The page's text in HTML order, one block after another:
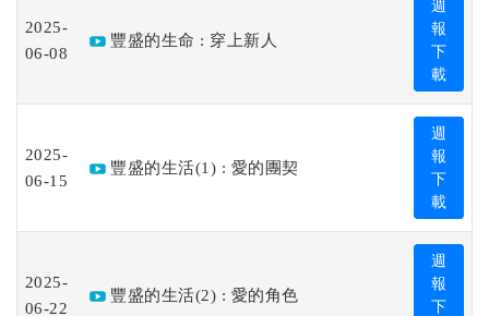
2025-
06-08
豐盛的生命 : 穿上新人
週
報
下
載
2025-
06-15
豐盛的生活(1) : 愛的團契
週
報
下
載
2025-
06-22
豐盛的生活(2) : 愛的角色
週
報
下